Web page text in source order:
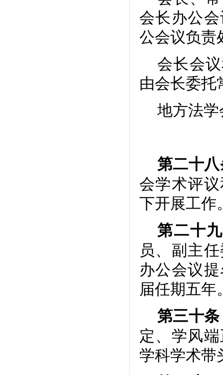
会长办公
公会议负责
会长会
由会长委托
地方法
第二十
会学术评
下开展工作
第二十
员、副主
办公会议
届任期五年
第三十条
定、学风
学科学术带